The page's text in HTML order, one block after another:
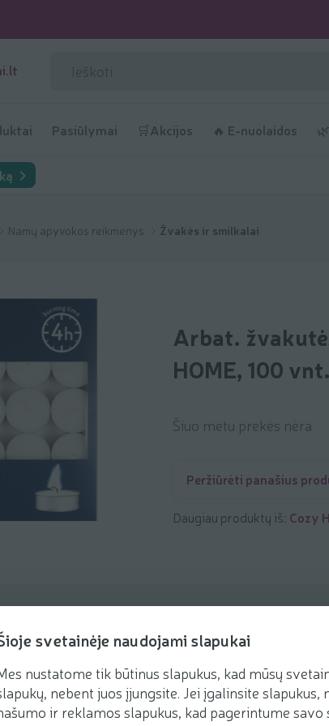
svetainėje naudojami slapukai
nustatome tik būtinus slapukus, kad mūsų
nebent juos įjungsite. Jei įgalinsite
ir reklamos slapukus, kad pagerintume
Pasiūlymai 🛒Akcijos 🔥 E-nuolaidos
Namų apyvokos reikmenys Žvakės ir smilkalai
Arbat.
HOME, 100
Šiuo metu prekės nėra
Peržiūrėti panašius
Daugiau produktų iš: Cozy
Rekomenduojame